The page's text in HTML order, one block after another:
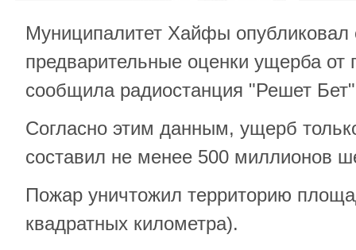
Муниципалитет Хайфы
предварительные оценки ущерба от
сообщила радиостанция "Решет
Согласно этим данным, ущерб
составил не менее 500 миллионов
Пожар уничтожил территорию
квадратных километра).